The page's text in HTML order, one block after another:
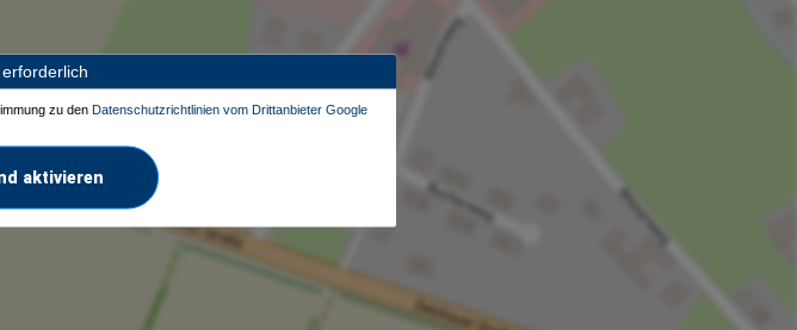
zu den Datenschutzrichtlinien vom Drittanbieter Google
aktivieren